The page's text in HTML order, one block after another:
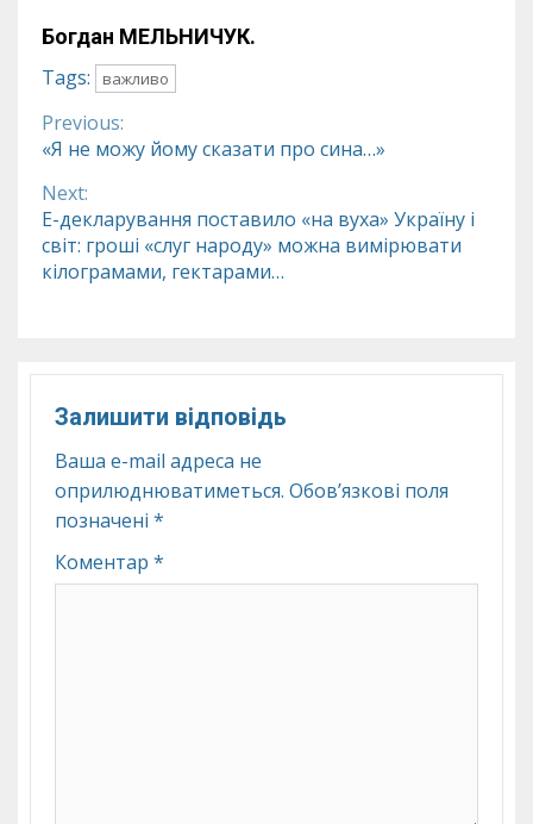
Богдан МЕЛЬНИЧУК.
Tags: важливо
Continue
Reading
Previous:
«Я не можу йому сказати про сина…»
Next:
Е-декларування поставило «на вуха» Україну і
світ: гроші «слуг народу» можна вимірювати
кілограмами, гектарами…
Залишити відповідь
Ваша e-mail адреса не
оприлюднюватиметься. Обов’язкові поля
позначені *
Коментар *